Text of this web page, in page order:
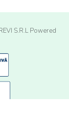
S.R.L Powered